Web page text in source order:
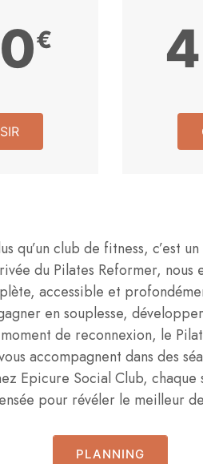
€
qu’un club de fitness, c’est
du Pilates Reformer,
accessible et
en souplesse,
de reconnexion, le
accompagnent dans des
Epicure Social Club,
pour révéler le meilleur
PLANNING